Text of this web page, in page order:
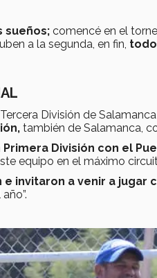
sueños; comencé en el
a la segunda, en fin,
División de
también de Salamanca,
División con el
equipo en el máximo
invitaron a venir a jugar